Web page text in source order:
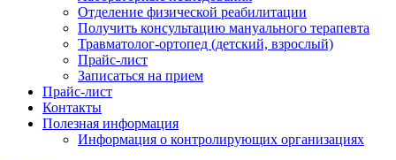
Отделение физической реабилитации
Получить консультацию мануального терапевта
Травматолог-ортопед (детский, взрослый)
Прайс-лист
Записаться на прием
Прайс-лист
Контакты
Полезная информация
Информация о контролирующих организациях